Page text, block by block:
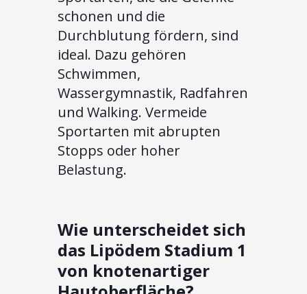
schonen und die
Durchblutung fördern, sind
ideal. Dazu gehören
Schwimmen,
Wassergymnastik, Radfahren
und Walking. Vermeide
Sportarten mit abrupten
Stopps oder hoher
Belastung.
Wie unterscheidet sich
das Lipödem Stadium 1
von knotenartiger